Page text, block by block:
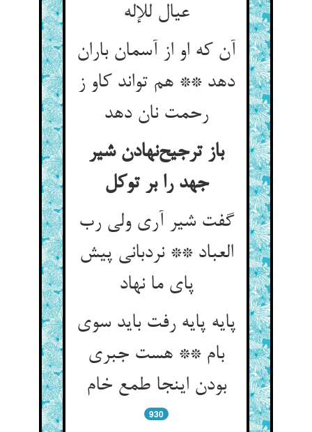
عیال للإله‌‌
آن که او از آسمان باران
دهد ** هم تواند کاو ز
رحمت نان دهد
باز ترجیح‌‌نهادن شیر
جهد را بر توکل‌‌
گفت شیر آری ولی رب
العباد ** نردبانی پیش
پای ما نهاد
پایه پایه رفت باید سوی
بام ** هست جبری
بودن اینجا طمع خام‌‌
930